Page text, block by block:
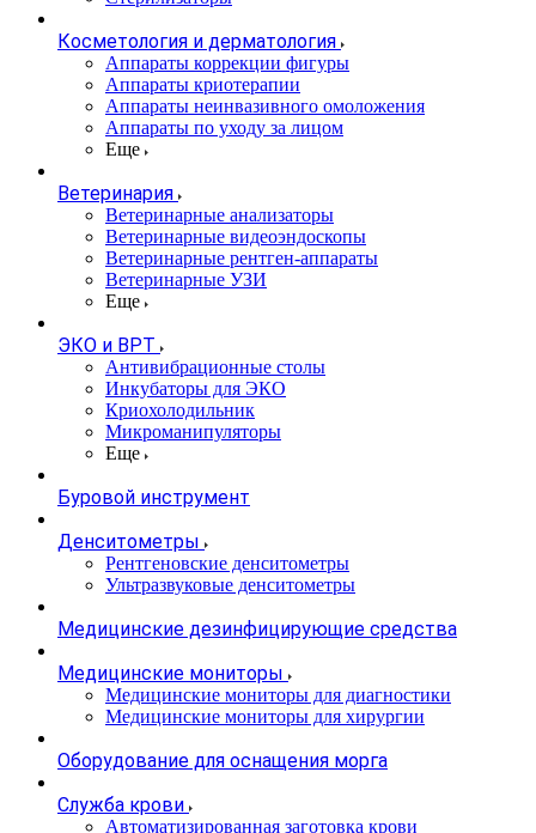
Косметология и дерматология
Аппараты коррекции фигуры
Аппараты криотерапии
Аппараты неинвазивного омоложения
Аппараты по уходу за лицом
Еще
Ветеринария
Ветеринарные анализаторы
Ветеринарные видеоэндоскопы
Ветеринарные рентген-аппараты
Ветеринарные УЗИ
Еще
ЭКО и ВРТ
Антивибрационные столы
Инкубаторы для ЭКО
Криохолодильник
Микроманипуляторы
Еще
Буровой инструмент
Денситометры
Рентгеновские денситометры
Ультразвуковые денситометры
Медицинские дезинфицирующие средства
Медицинские мониторы
Медицинские мониторы для диагностики
Медицинские мониторы для хирургии
Оборудование для оснащения морга
Служба крови
Автоматизированная заготовка крови